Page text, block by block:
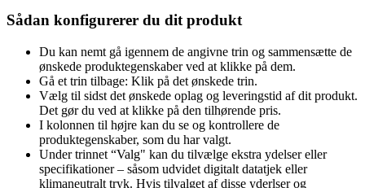
Sådan konfigurerer du dit produkt
Du kan nemt gå igennem de angivne trin og sammensætte de
ønskede produktegenskaber ved at klikke på dem.
Gå et trin tilbage: Klik på det ønskede trin.
Vælg til sidst det ønskede oplag og leveringstid af dit produkt.
Det gør du ved at klikke på den tilhørende pris.
I kolonnen til højre kan du se og kontrollere de
produktegenskaber, som du har valgt.
Under trinnet “Valg" kan du tilvælge ekstra ydelser eller
specifikationer – såsom udvidet digitalt datatjek eller
klimaneutralt tryk. Hvis tilvalget af disse yderlser og